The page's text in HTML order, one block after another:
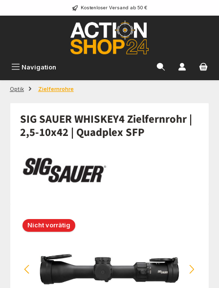
Zum Hauptinhalt springen Kostenloser Versand ab 50 €
Navigation
Optik Zielfernrohre
SIG SAUER WHISKEY4 Zielfernrohr |
2,5-10x42 | Quadplex SFP
Bildergalerie überspringen
Nicht vorrätig